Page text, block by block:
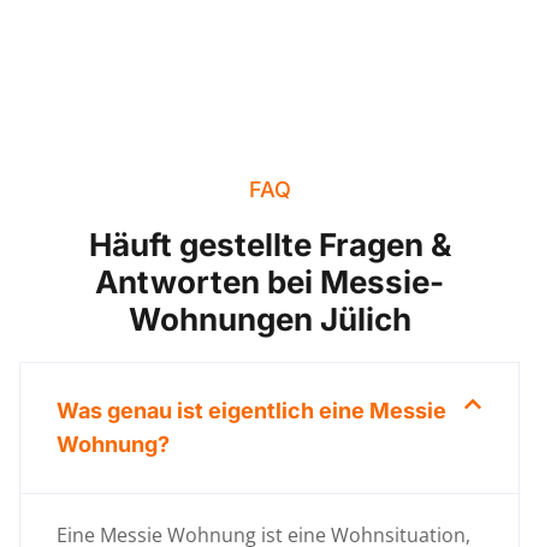
FAQ
Häuft gestellte Fragen &
Antworten bei Messie-
Wohnungen Jülich
Was genau ist eigentlich eine Messie
Wohnung?
Eine Messie Wohnung ist eine Wohnsituation,